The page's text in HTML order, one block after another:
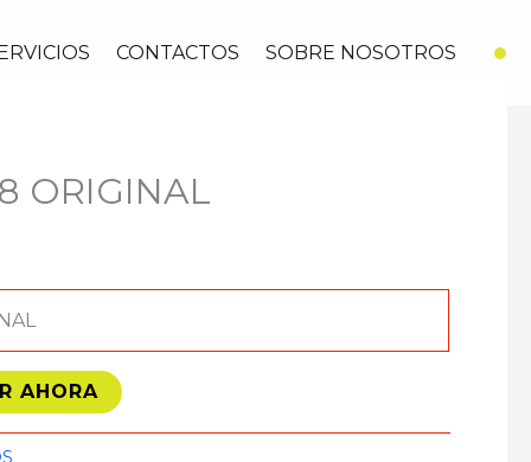
CONTACTOS SOBRE NOSOTROS
ORIGINAL
AHORA